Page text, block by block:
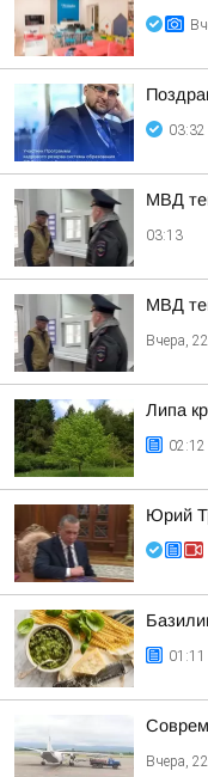
03:32
МВД
03:13
МВД
Вчера,
Липа
02:12
Юрий
01:11
Вчера,